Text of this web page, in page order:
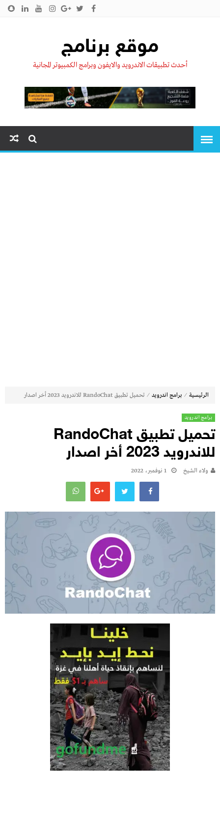
موقع برنامج
أحدث تطبيقات الاندرويد والايفون وبرامج الكمبيوتر المجانية
الرئيسية ⁄ برامج اندرويد ⁄ تحميل تطبيق RandoChat للاندرويد 2023 أخر اصدار
برامج اندرويد
تحميل تطبيق RandoChat
للاندرويد 2023 أخر اصدار
ولاء الشيخ 1 نوفمبر، 2022